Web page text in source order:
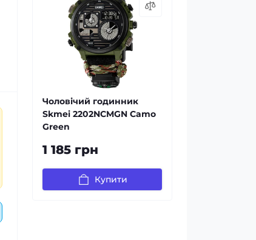
Чоловічий годинник
Skmei 2202NCMGN Camo
Green
1 185 грн
Купити